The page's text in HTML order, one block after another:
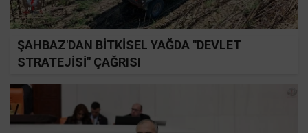
ŞAHBAZ'DAN BİTKİSEL YAĞDA "DEVLET
STRATEJİSİ" ÇAĞRISI